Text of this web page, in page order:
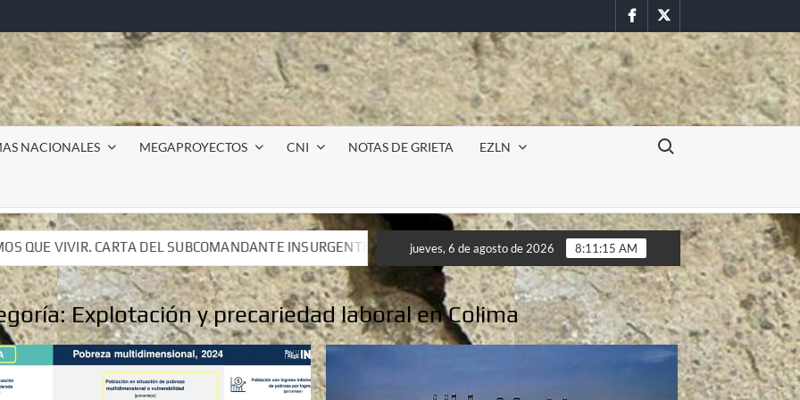
FacebookTwitter
NACIONALES MEGAPROYECTOS CNI NOTAS DE GRIETA EZLN
Buscar:
INSURGENTE MOISÉS A LUIS DE TAVIRA
Incursión militar en la UAEM (Morelos) durante paro estudiantil
INSURGENTE MOISÉS A LUIS DE TAVIRA
Incursión militar en la UAEM (Morelos) durante paro estudiantil
jueves, 6 de agosto de 2026 8:11:17 AM
Explotación y precariedad laboral en Colima